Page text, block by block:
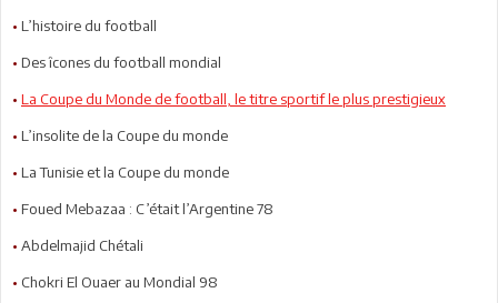
• L’histoire du football
• Des îcones du football mondial
• La Coupe du Monde de football, le titre sportif le plus prestigieux
• L’insolite de la Coupe du monde
• La Tunisie et la Coupe du monde
• Foued Mebazaa : C’était l’Argentine 78
• Abdelmajid Chétali
• Chokri El Ouaer au Mondial 98